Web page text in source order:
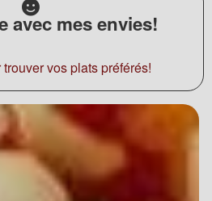
avec mes envies!
vos plats préférés!